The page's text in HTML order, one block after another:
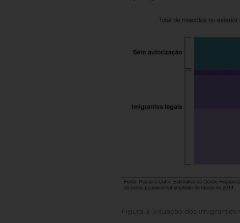
Figura 3: Situação dos imigrantes